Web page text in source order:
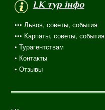
LK тур інфо
••• Львов, советы, события
••• Карпаты, советы, события
•Турагентствам
• Контакты
•Отзывы